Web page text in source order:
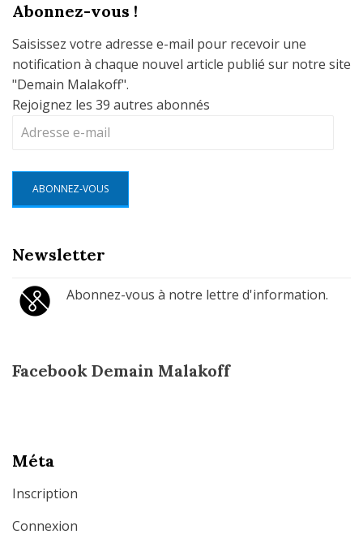
Abonnez-vous !
Saisissez votre adresse e-mail pour recevoir une
notification à chaque nouvel article publié sur notre site
"Demain Malakoff".
Rejoignez les 39 autres abonnés
Adresse
ABONNEZ-VOUS
Newsletter
Abonnez-vous à notre lettre d'information.
Facebook Demain Malakoff
Méta
Inscription
Connexion